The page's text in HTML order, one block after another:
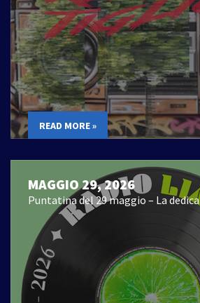
READ MORE »
MAGGIO 29, 2026
Puntatina del 29 maggio – La dedica